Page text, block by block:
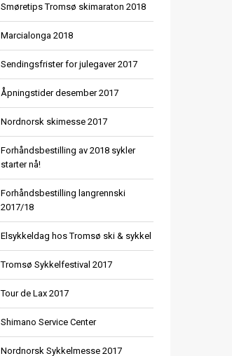
Smøretips Tromsø skimaraton 2018
Marcialonga 2018
Sendingsfrister for julegaver 2017
Åpningstider desember 2017
Nordnorsk skimesse 2017
Forhåndsbestilling av 2018 sykler
starter nå!
Forhåndsbestilling langrennski
2017/18
Elsykkeldag hos Tromsø ski & sykkel
Tromsø Sykkelfestival 2017
Tour de Lax 2017
Shimano Service Center
Nordnorsk Sykkelmesse 2017